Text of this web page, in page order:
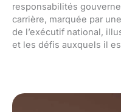
responsabilités
carrière, marquée par
de l’exécutif national,
et les défis auxquels il